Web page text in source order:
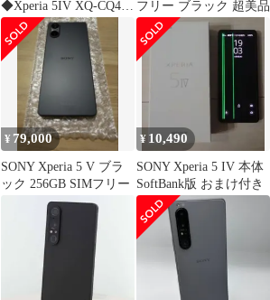
◆Xperia 5IV XQ-CQ44
256GB SIMフリー
フリー ブラック 超美品
¥ 79,000
SONY Xperia 5 V ブラ
ック 256GB SIMフリー
¥ 10,490
SONY Xperia 5 IV 本体
SoftBank版 おまけ付き